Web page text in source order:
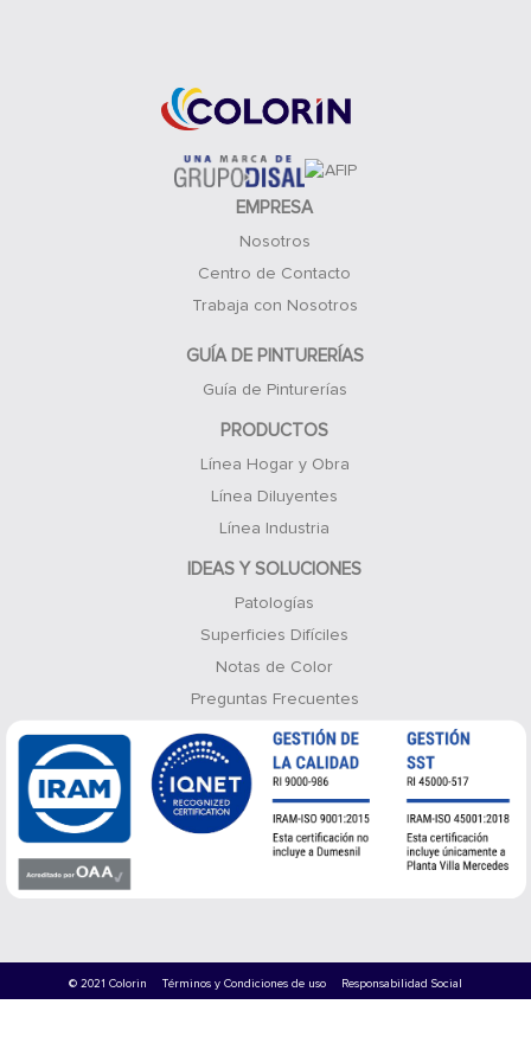
EMPRESA
Nosotros
Centro de Contacto
Trabaja con Nosotros
GUÍA DE PINTURERÍAS
Guía de Pinturerías
PRODUCTOS
Línea Hogar y Obra
Línea Diluyentes
Línea Industria
IDEAS Y SOLUCIONES
Patologías
Superficies Difíciles
Notas de Color
Preguntas Frecuentes
© 2021 Colorin Términos y Condiciones de uso Responsabilidad Social